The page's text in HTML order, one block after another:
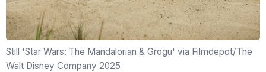
Still 'Star Wars: The Mandalorian & Grogu' via Filmdepot/The
Walt Disney Company 2025